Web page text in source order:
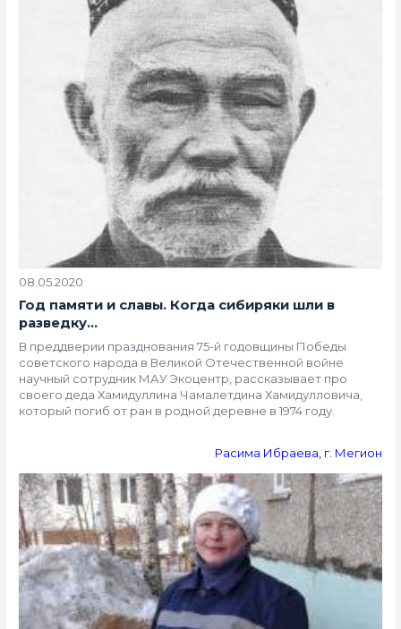
08.05.2020
Год памяти и славы. Когда сибиряки шли в
разведку…
В преддверии празднования 75-й годовщины Победы
советского народа в Великой Отечественной войне
научный сотрудник МАУ Экоцентр, рассказывает про
своего деда Хамидуллина Чамалетдина Хамидулловича,
который погиб от ран в родной деревне в 1974 году.
Расима Ибраева, г. Мегион